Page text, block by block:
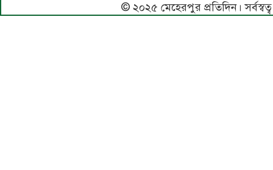
© ২০২৫ মেহেরপুর প্রতিদিন। সর্বস্বত্ব